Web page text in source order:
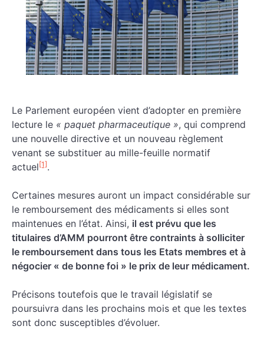
Le Parlement européen vient d’adopter en première
lecture le « paquet pharmaceutique », qui comprend
une nouvelle directive et un nouveau règlement
venant se substituer au mille-feuille normatif
actuel[1].
Certaines mesures auront un impact considérable sur
le remboursement des médicaments si elles sont
maintenues en l’état. Ainsi, il est prévu que les
titulaires d’AMM pourront être contraints à solliciter
le remboursement dans tous les Etats membres et à
négocier « de bonne foi » le prix de leur médicament.
Précisons toutefois que le travail législatif se
poursuivra dans les prochains mois et que les textes
sont donc susceptibles d’évoluer.